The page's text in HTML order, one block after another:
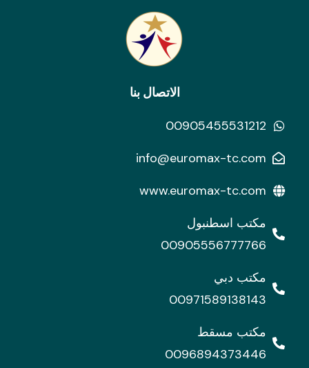
الاتصال بنا
00905455531212
info@euromax-tc.com
www.euromax-tc.com
مكتب اسطنبول
00905556777766
مكتب دبي
00971589138143
مكتب مسقط
0096894373446